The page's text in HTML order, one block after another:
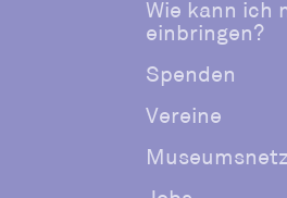
Wie kann ich
einbringen?
Spenden
Vereine